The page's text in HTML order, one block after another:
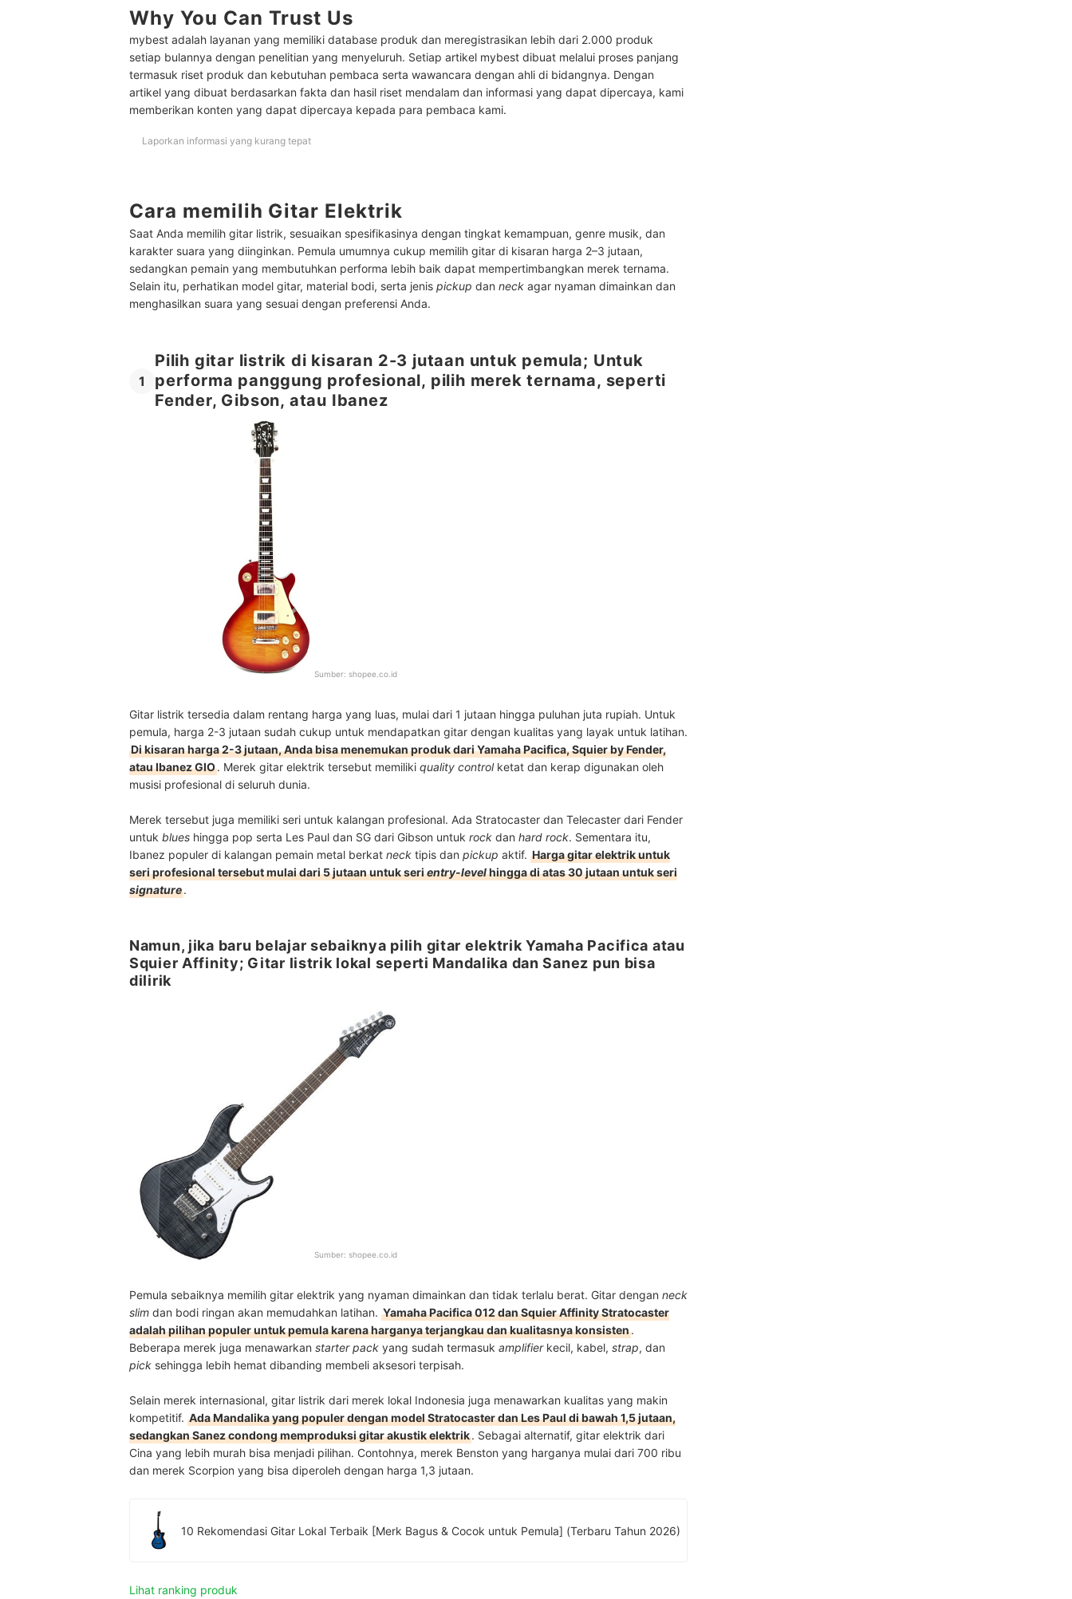
Peringkat Gitar Elektrik Terbaik
Apa perbedaan gitar listrik dan gitar akustik?
Baca juga rekomendasi produk gitar lain dan aksesorinya di sini
Why You Can Trust Us
mybest adalah layanan yang memiliki database produk dan meregistrasikan lebih dari 2.000 produk
setiap bulannya dengan penelitian yang menyeluruh. Setiap artikel mybest dibuat melalui proses panjang
termasuk riset produk dan kebutuhan pembaca serta wawancara dengan ahli di bidangnya. Dengan
artikel yang dibuat berdasarkan fakta dan hasil riset mendalam dan informasi yang dapat dipercaya, kami
memberikan konten yang dapat dipercaya kepada para pembaca kami.
Laporkan informasi yang kurang tepat
Cara memilih Gitar Elektrik
Saat Anda memilih gitar listrik, sesuaikan spesifikasinya dengan tingkat kemampuan, genre musik, dan
karakter suara yang diinginkan. Pemula umumnya cukup memilih gitar di kisaran harga 2–3 jutaan,
sedangkan pemain yang membutuhkan performa lebih baik dapat mempertimbangkan merek ternama.
Selain itu, perhatikan model gitar, material bodi, serta jenis pickup dan neck agar nyaman dimainkan dan
menghasilkan suara yang sesuai dengan preferensi Anda.
1
Pilih gitar listrik di kisaran 2-3 jutaan untuk pemula; Untuk
performa panggung profesional, pilih merek ternama, seperti
Fender, Gibson, atau Ibanez
Sumber: shopee.co.id
Gitar listrik tersedia dalam rentang harga yang luas, mulai dari 1 jutaan hingga puluhan juta rupiah. Untuk
pemula, harga 2-3 jutaan sudah cukup untuk mendapatkan gitar dengan kualitas yang layak untuk latihan.
Di kisaran harga 2-3 jutaan, Anda bisa menemukan produk dari Yamaha Pacifica, Squier by Fender,
atau Ibanez GIO. Merek gitar elektrik tersebut memiliki quality control ketat dan kerap digunakan oleh
musisi profesional di seluruh dunia.
Merek tersebut juga memiliki seri untuk kalangan profesional. Ada Stratocaster dan Telecaster dari Fender
untuk blues hingga pop serta Les Paul dan SG dari Gibson untuk rock dan hard rock. Sementara itu,
Ibanez populer di kalangan pemain metal berkat neck tipis dan pickup aktif. Harga gitar elektrik untuk
seri profesional tersebut mulai dari 5 jutaan untuk serientry-levelhingga di atas 30 jutaan untuk seri
signature.
Namun, jika baru belajar sebaiknya pilih gitar elektrik Yamaha Pacifica atau
Squier Affinity; Gitar listrik lokal seperti Mandalika dan Sanez pun bisa
dilirik
Sumber: shopee.co.id
Pemula sebaiknya memilih gitar elektrik yang nyaman dimainkan dan tidak terlalu berat. Gitar dengan neck
slim dan bodi ringan akan memudahkan latihan. Yamaha Pacifica 012 dan Squier Affinity Stratocaster
adalah pilihan populer untuk pemula karena harganya terjangkau dan kualitasnya konsisten.
Beberapa merek juga menawarkan starter pack yang sudah termasuk amplifierkecil, kabel, strap, dan
pick sehingga lebih hemat dibanding membeli aksesori terpisah.
Selain merek internasional, gitar listrik dari merek lokal Indonesia juga menawarkan kualitas yang makin
kompetitif. Ada Mandalika yang populer dengan model Stratocaster dan Les Paul di bawah 1,5 jutaan,
sedangkan Sanez condong memproduksi gitar akustik elektrik. Sebagai alternatif, gitar elektrik dari
Cina yang lebih murah bisa menjadi pilihan. Contohnya, merek Benston yang harganya mulai dari 700 ribu
dan merek Scorpion yang bisa diperoleh dengan harga 1,3 jutaan.
10 Rekomendasi Gitar Lokal Terbaik [Merk Bagus & Cocok untuk Pemula] (Terbaru Tahun 2026)
Lihat ranking produk